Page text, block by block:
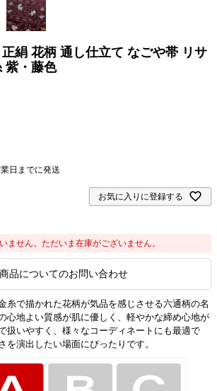
絹 花柄 通し仕立て なごや帯 リサ
紫・藤色
日までに発送
お気に入りに登録する
ません。ただいま在庫がございません。
商品についてのお問い合わせ
糸で描かれた花柄が気品を感じさせる六通柄の名
心地よい質感が肌に優しく、軽やかな締め心地が
扱いやすく、様々なコーディネートにも最適で
を演出したい場面にぴったりです。